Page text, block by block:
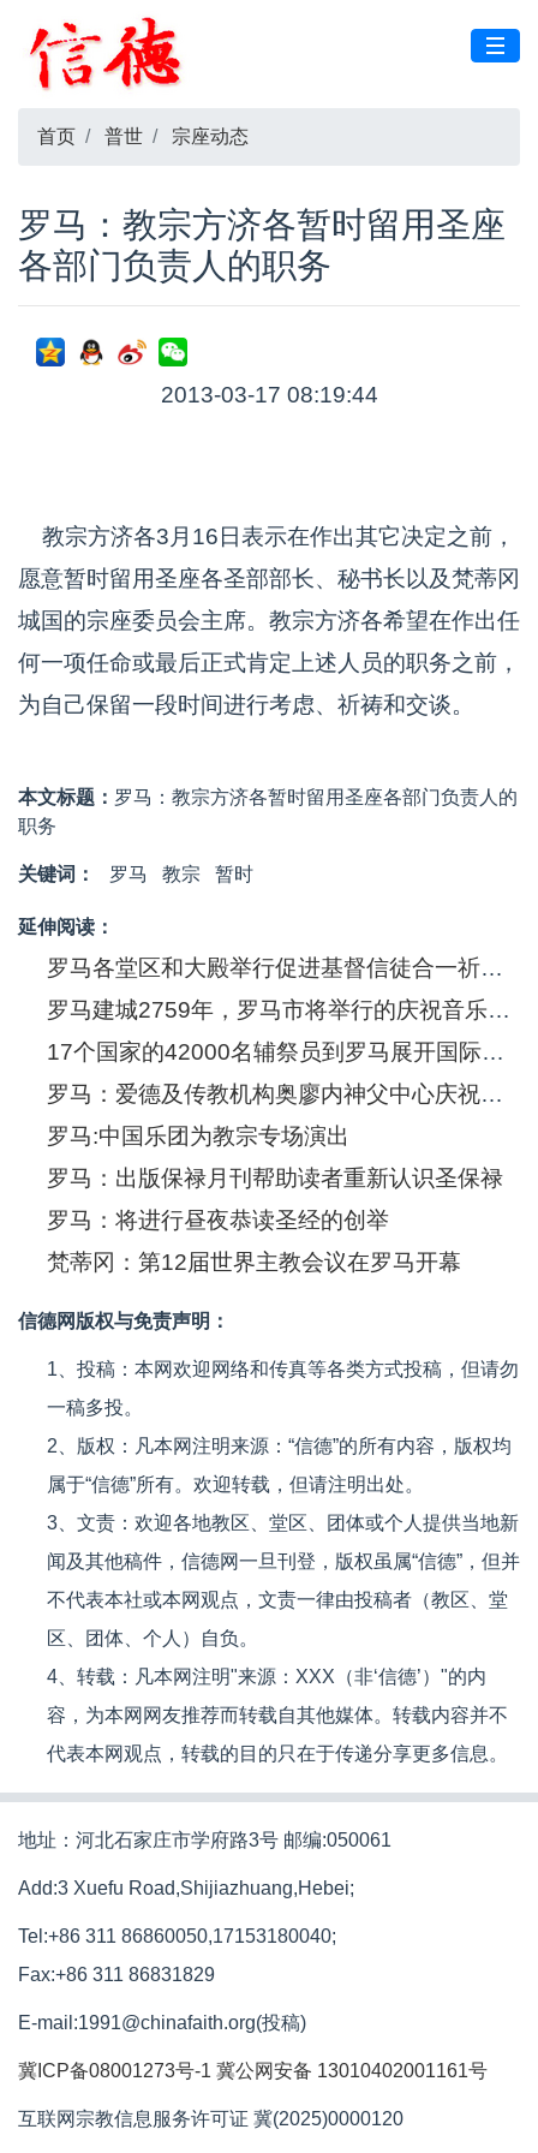
首页 普世 宗座动态
罗马：教宗方济各暂时留用圣座
各部门负责人的职务
2013-03-17 08:19:44
教宗方济各3月16日表示在作出其它决定之前，
愿意暂时留用圣座各圣部部长、秘书长以及梵蒂冈
城国的宗座委员会主席。教宗方济各希望在作出任
何一项任命或最后正式肯定上述人员的职务之前，
为自己保留一段时间进行考虑、祈祷和交谈。
本文标题： 罗马：教宗方济各暂时留用圣座各部门负责人的
职务
关键词： 罗马 教宗 暂时
延伸阅读：
罗马各堂区和大殿举行促进基督信徒合一祈祷周礼仪活动
罗马建城2759年，罗马市将举行的庆祝音乐会献给教宗本笃十六世
17个国家的42000名辅祭员到罗马展开国际朝圣活动
罗马：爱德及传教机构奥廖内神父中心庆祝成立100周年
罗马:中国乐团为教宗专场演出
罗马：出版保禄月刊帮助读者重新认识圣保禄
罗马：将进行昼夜恭读圣经的创举
梵蒂冈：第12届世界主教会议在罗马开幕
信德网版权与免责声明：
1、投稿：本网欢迎网络和传真等各类方式投稿，但请勿
一稿多投。
2、版权：凡本网注明来源：“信德”的所有内容，版权均
属于“信德”所有。欢迎转载，但请注明出处。
3、文责：欢迎各地教区、堂区、团体或个人提供当地新
闻及其他稿件，信德网一旦刊登，版权虽属“信德”，但并
不代表本社或本网观点，文责一律由投稿者（教区、堂
区、团体、个人）自负。
4、转载：凡本网注明"来源：XXX（非‘信德’）"的内
容，为本网网友推荐而转载自其他媒体。转载内容并不
代表本网观点，转载的目的只在于传递分享更多信息。
地址：河北石家庄市学府路3号 邮编:050061
Add:3 Xuefu Road,Shijiazhuang,Hebei;
Tel:+86 311 86860050,17153180040;
Fax:+86 311 86831829
E-mail:1991@chinafaith.org(投稿)
冀ICP备08001273号-1 冀公网安备 13010402001161号
互联网宗教信息服务许可证 冀(2025)0000120